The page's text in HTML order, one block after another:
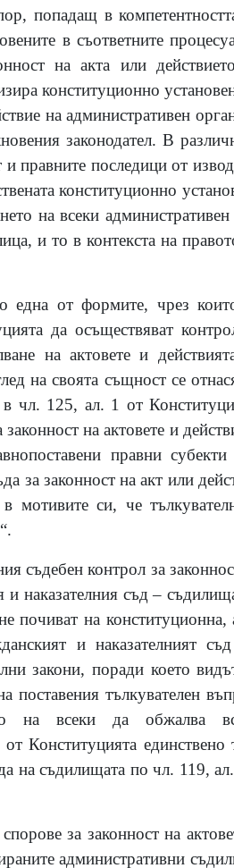
попадащ в
в съответните
на акта или
конституционно
на административен
законодател. В
правните последици от
конституционно
на всеки административен
и то в контекста на
една от формите, чрез
да осъществяват
на актовете и
на своята същност се
чл. 125, ал. 1 от
на актовете и
правни субекти
за законност на акт или
мотивите си, че
съдебен контрол за
и наказателния съд –
почиват на конституционна,
и наказателният
закони, поради което
поставения тълкувателен
на всеки да обжалва
Конституцията единствено
на съдилищата по чл. 119,
за законност на
административни